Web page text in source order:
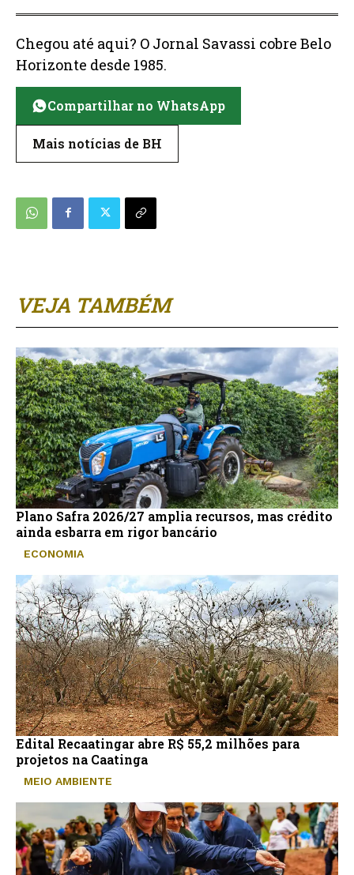
VEJA TAMBÉM
Plano Safra 2026/27 amplia recursos, mas crédito
ainda esbarra em rigor bancário
ECONOMIA
Edital Recaatingar abre R$ 55,2 milhões para
projetos na Caatinga
MEIO AMBIENTE
Chegou até aqui? O Jornal Savassi cobre Belo
Horizonte desde 1985.
Compartilhar no WhatsApp
Mais notícias de BH